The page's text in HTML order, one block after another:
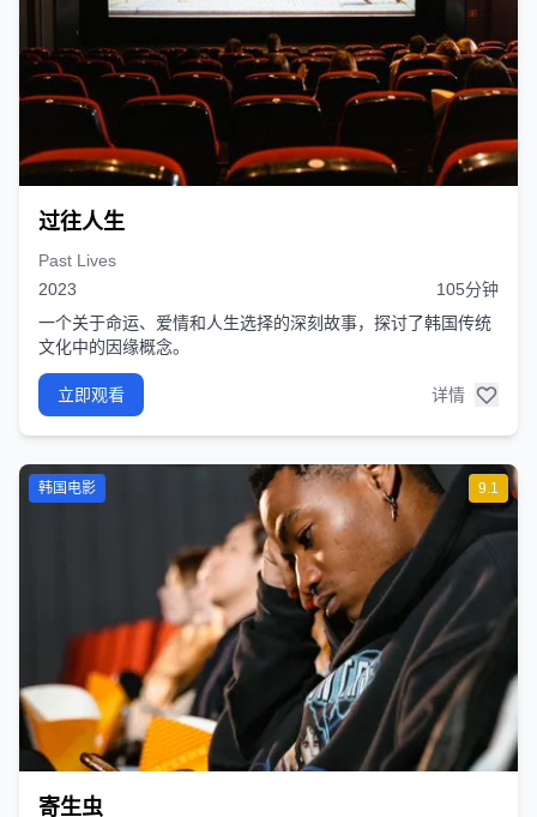
过往人生
Past Lives
2023
105分钟
一个关于命运、爱情和人生选择的深刻故事，探讨了韩国传统
文化中的因缘概念。
立即观看 详情
9.1
韩国电影
寄生虫